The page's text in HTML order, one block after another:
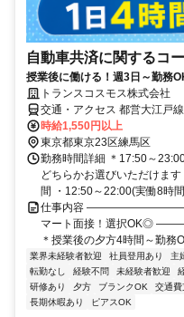
自動車共済に関するコ
授業後に働ける！週3日～勤務
トランスコスモス株式会社
交通・アクセス 都営大江戸
「石神井公園駅」より西武
分／東武東上線「成増駅」よ
車徒歩1分
時給1,550円以上
東京都東京23区練馬区
勤務時間詳細 ＊17:50～
どちらかお選びいただけま
間 ・12:50～22:00(実働8時
仕事内容
マート面接！選択
＊授業後の夕方4時間～勤務
業界未経験者歓迎 社員登用あり 主
転勤なし
経験不問 未経験者歓迎
研修あり
夕方 ブランクOK 交通費
長期休暇あり
ピアスOK